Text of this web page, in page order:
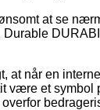
at se
at når en
være et symbol